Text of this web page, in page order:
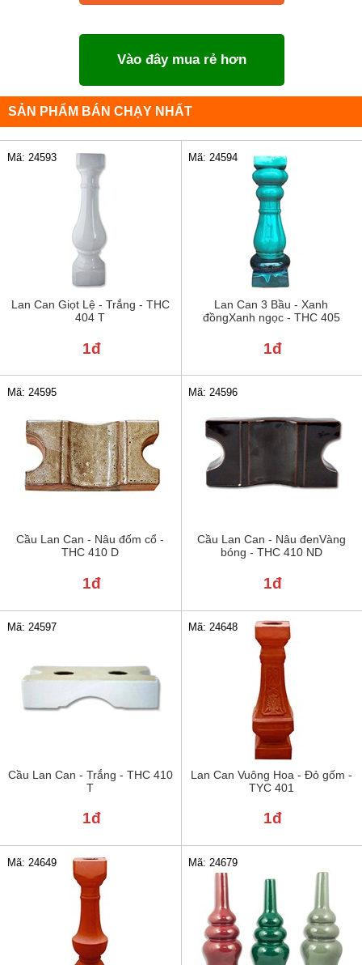
Vào đây mua rẻ hơn
SẢN PHẨM BÁN CHẠY NHẤT
Lan Can Giọt Lệ - Trắng - THC
404 T
Mã: 24593
1đ
Lan Can 3 Bầu - Xanh
đồngXanh ngọc - THC 405
Mã: 24594
1đ
Cầu Lan Can - Nâu đốm cổ -
THC 410 D
Mã: 24595
1đ
Cầu Lan Can - Nâu đenVàng
bóng - THC 410 ND
Mã: 24596
1đ
Cầu Lan Can - Trắng - THC 410
T
Mã: 24597
1đ
Lan Can Vuông Hoa - Đỏ gốm -
TYC 401
Mã: 24648
1đ
Mã: 24649 Mã: 24679